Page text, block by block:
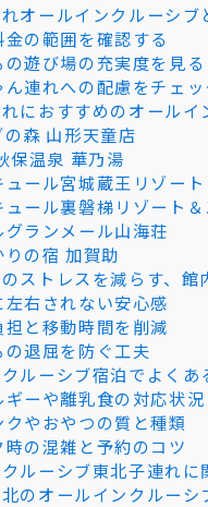
オールインクルーシブ
金の範囲を確認する
の遊び場の充実度を見る
ん連れへの配慮をチェッ
におすすめのオール
の森 山形天童店
保温泉 華乃湯
ュール宮城蔵王リゾー
ュール裏磐梯リゾート
グランメール山海荘
りの宿 加賀助
ストレスを減らす、館
左右されない安心感
担と移動時間を削減
の退屈を防ぐ工夫
ルーシブ宿泊でよくあ
ギーや離乳食の対応状況
クやおやつの質と種類
時の混雑と予約のコツ
ルーシブ東北子連れに
のオールインクルー